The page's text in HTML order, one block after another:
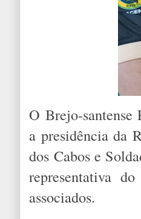
O Brejo-
a presidência da
dos Cabos e
representativa
associados.